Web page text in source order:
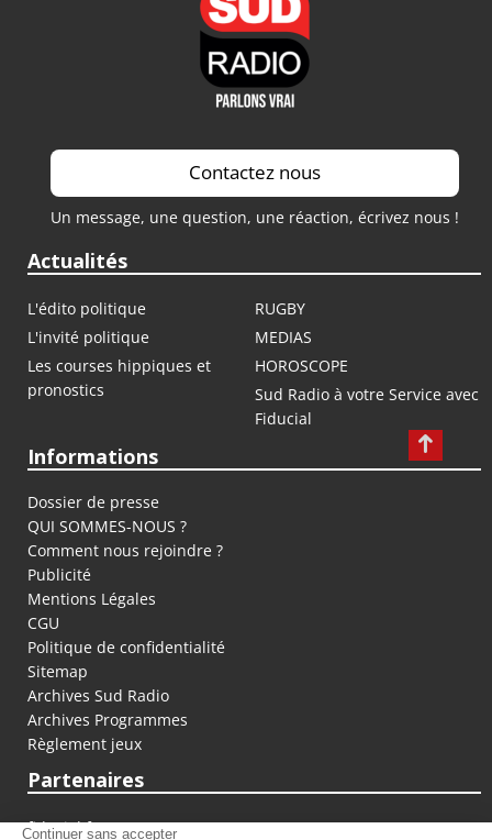
Contactez nous
Un message, une question, une réaction, écrivez nous !
Actualités
L'édito politique
RUGBY
L'invité politique
MEDIAS
Les courses hippiques et
pronostics
HOROSCOPE
Sud Radio à votre Service avec
Fiducial
Informations
Dossier de presse
QUI SOMMES-NOUS ?
Comment nous rejoindre ?
Publicité
Mentions Légales
CGU
Politique de confidentialité
Sitemap
Archives Sud Radio
Archives Programmes
Règlement jeux
Partenaires
fiducial.fr